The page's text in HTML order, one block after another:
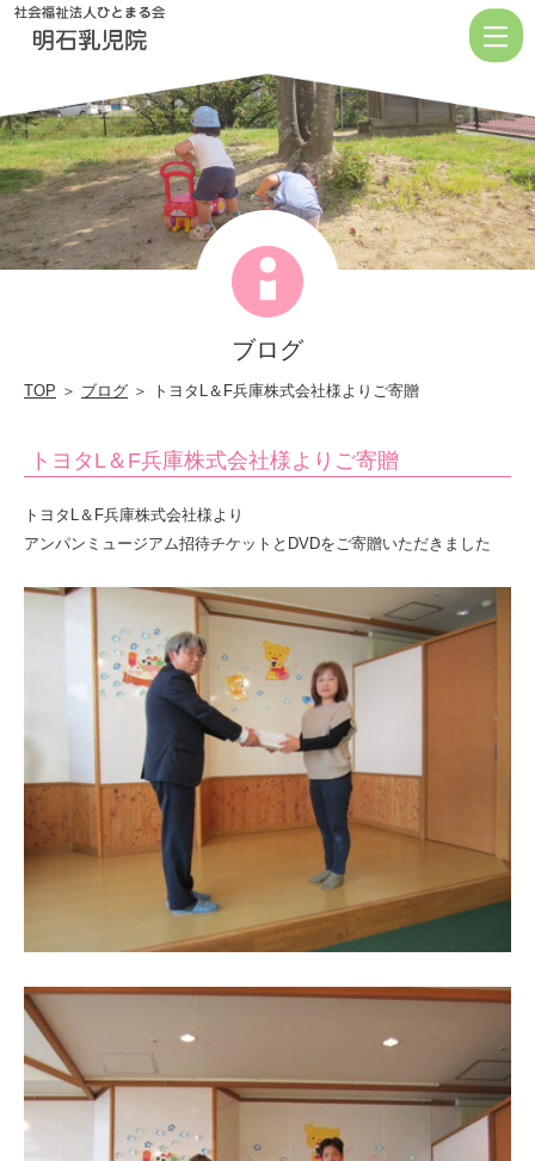
タ
L
＆
F
兵
会
社
様
よ
り
ご
寄
贈
|
社
会
福
祉
法
人
ひ
と
ま
る
会
ブログ
TOP ＞ ブログ ＞ トヨタL＆F兵庫株式会社様よりご寄贈
トヨタL＆F兵庫株式会社様よりご寄贈
トヨタL＆F兵庫株式会社様より
アンパンミュージアム招待チケットとDVDをご寄贈いただきました